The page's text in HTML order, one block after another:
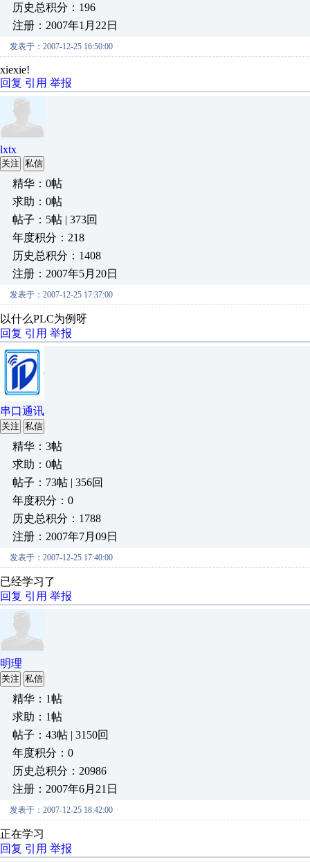
历史总积分：196
注册：2007年1月22日
发表于：2007-12-25 16:50:00
xiexie!
回复 引用 举报
lxtx
关注 私信
精华：0帖
求助：0帖
帖子：5帖 | 373回
年度积分：218
历史总积分：1408
注册：2007年5月20日
发表于：2007-12-25 17:37:00
以什么PLC为例呀
回复 引用 举报
串口通讯
关注 私信
精华：3帖
求助：0帖
帖子：73帖 | 356回
年度积分：0
历史总积分：1788
注册：2007年7月09日
发表于：2007-12-25 17:40:00
已经学习了
回复 引用 举报
明理
关注 私信
精华：1帖
求助：1帖
帖子：43帖 | 3150回
年度积分：0
历史总积分：20986
注册：2007年6月21日
发表于：2007-12-25 18:42:00
正在学习
回复 引用 举报